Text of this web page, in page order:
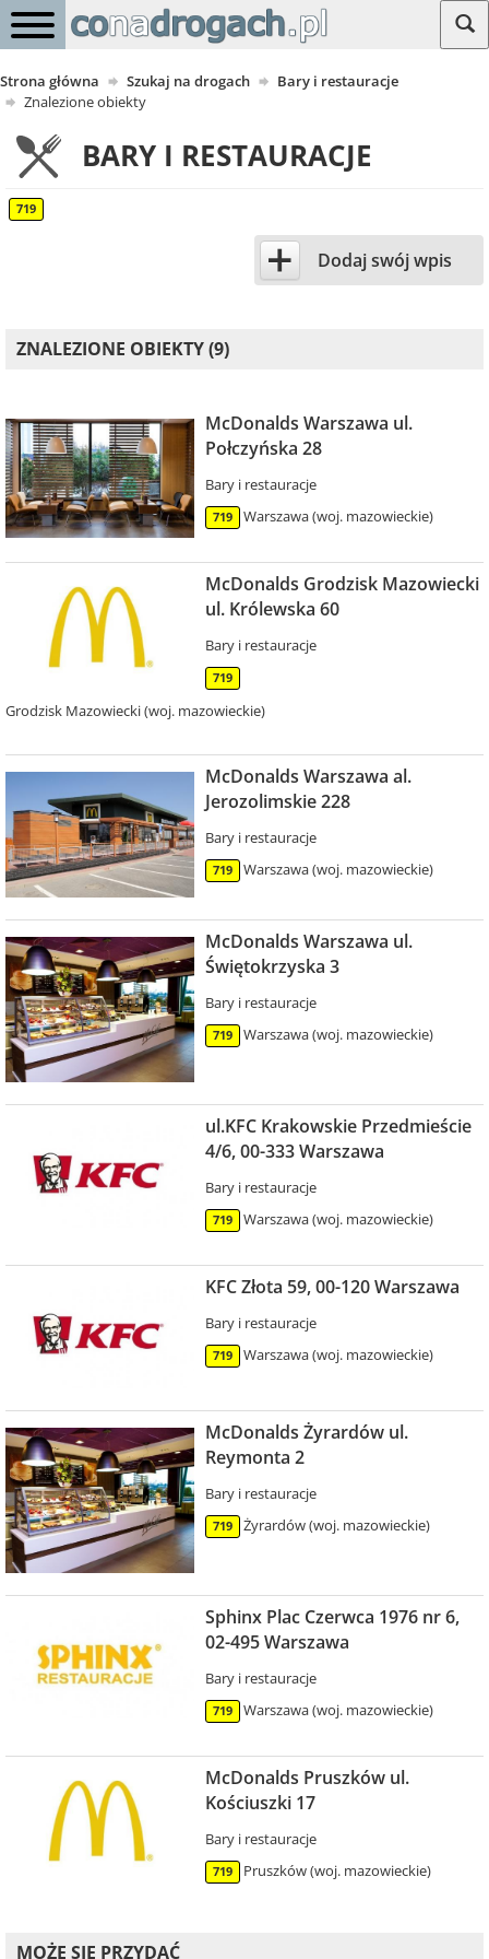
Strona główna Szukaj na drogach
Bary i restauracje
Znalezione obiekty
BARY I RESTAURACJE
719
+ Dodaj swój wpis
ZNALEZIONE OBIEKTY (9)
McDonalds Warszawa ul.
Połczyńska 28
Bary i restauracje
719 Warszawa (woj. mazowieckie)
McDonalds Grodzisk Mazowiecki
ul. Królewska 60
Bary i restauracje
719
Grodzisk Mazowiecki (woj. mazowieckie)
McDonalds Warszawa al.
Jerozolimskie 228
Bary i restauracje
719 Warszawa (woj. mazowieckie)
McDonalds Warszawa ul.
Świętokrzyska 3
Bary i restauracje
719 Warszawa (woj. mazowieckie)
ul.KFC Krakowskie Przedmieście
4/6, 00-333 Warszawa
Bary i restauracje
719 Warszawa (woj. mazowieckie)
KFC Złota 59, 00-120 Warszawa
Bary i restauracje
719 Warszawa (woj. mazowieckie)
McDonalds Żyrardów ul.
Reymonta 2
Bary i restauracje
719 Żyrardów (woj. mazowieckie)
Sphinx Plac Czerwca 1976 nr 6,
02-495 Warszawa
Bary i restauracje
719 Warszawa (woj. mazowieckie)
McDonalds Pruszków ul.
Kościuszki 17
Bary i restauracje
719 Pruszków (woj. mazowieckie)
MOŻE SIĘ PRZYDAĆ